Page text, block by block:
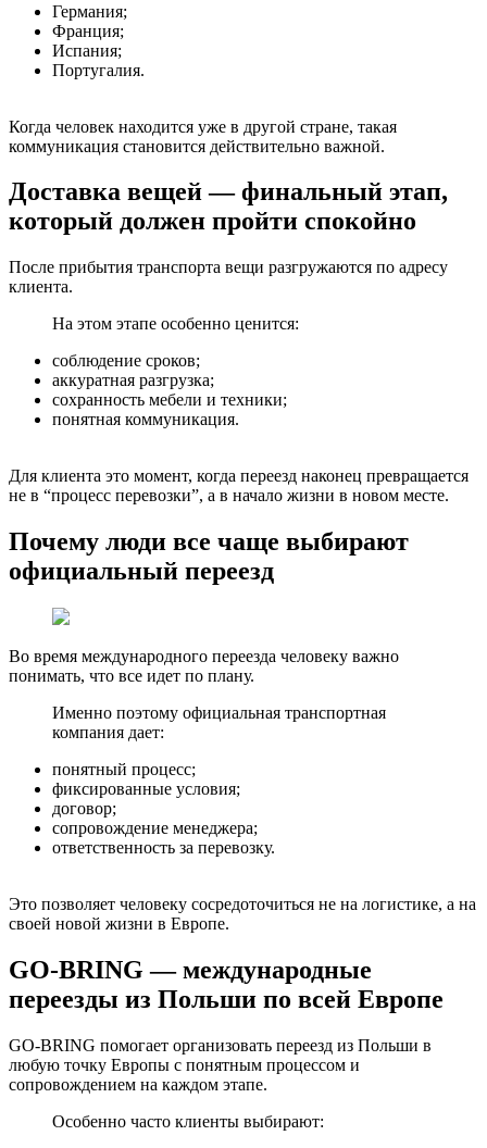
Германия;
Франция;
Испания;
Португалия.
Когда человек находится уже в другой стране, такая
коммуникация становится действительно важной.
Доставка вещей — финальный этап,
который должен пройти спокойно
После прибытия транспорта вещи разгружаются по адресу
клиента.
На этом этапе особенно ценится:
соблюдение сроков;
аккуратная разгрузка;
сохранность мебели и техники;
понятная коммуникация.
Для клиента это момент, когда переезд наконец превращается
не в “процесс перевозки”, а в начало жизни в новом месте.
Почему люди все чаще выбирают
официальный переезд
Во время международного переезда человеку важно
понимать, что все идет по плану.
Именно поэтому официальная транспортная
компания дает:
понятный процесс;
фиксированные условия;
договор;
сопровождение менеджера;
ответственность за перевозку.
Это позволяет человеку сосредоточиться не на логистике, а на
своей новой жизни в Европе.
GO-BRING — международные
переезды из Польши по всей Европе
GO-BRING помогает организовать переезд из Польши в
любую точку Европы с понятным процессом и
сопровождением на каждом этапе.
Особенно часто клиенты выбирают: